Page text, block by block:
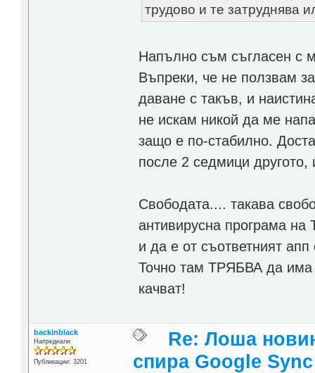
трудово и те затруднява
Напълно съм съгласен с
Въпреки, че не ползвам
даване с такъв, и
не искам никой да ме
защо е по-стабилно.
после 2 седмици
Свободата.... такава
антивирусна програма
и да е от съответният
Точно там ТРЯБВА да има
качват!
backinblack
Напреднали
Публикации: 3201
Re: Лоша
спира Google Sync